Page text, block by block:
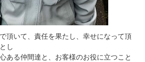
頂いて、責任を果たし、幸せになって頂
し
ある仲間達と、お客様のお役に立つこと